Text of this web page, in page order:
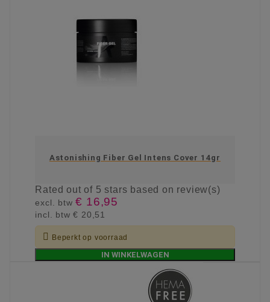
Astonishing Fiber Gel Intens Cover 14gr
Ratedout of 5 stars based on review(s)
excl. btw€ 16,95
incl. btw€ 20,51
 Beperkt op voorraad
IN WINKELWAGEN